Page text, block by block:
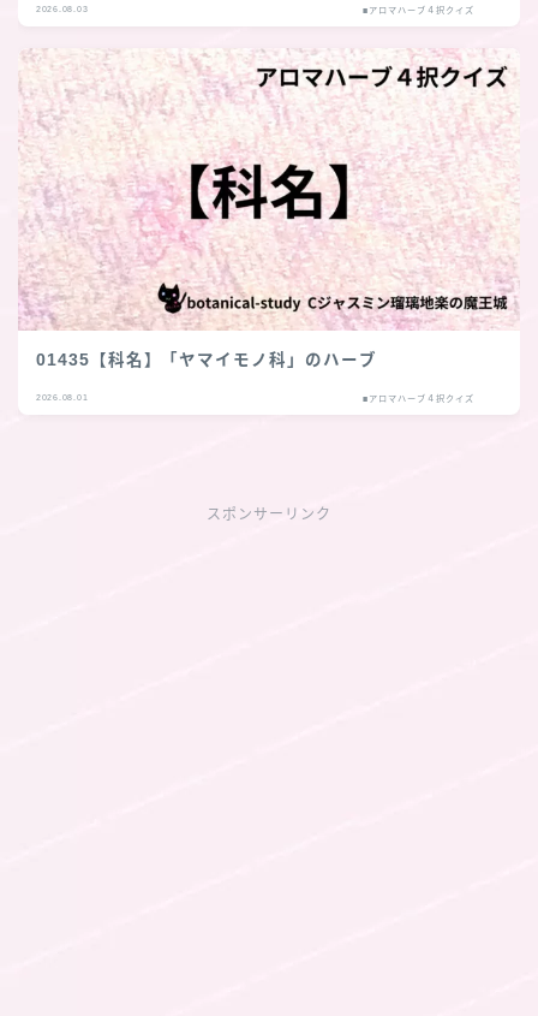
2026.08.03 ■アロマハーブ４択クイズ
01435【科名】「ヤマイモノ科」のハーブ
2026.08.01 ■アロマハーブ４択クイズ
スポンサーリンク